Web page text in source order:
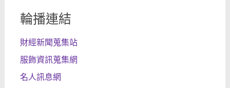
輪播連結
財經新聞蒐集站
服飾資訊蒐集網
名人訊息網